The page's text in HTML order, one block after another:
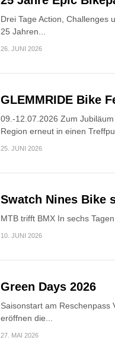
Drei Tage Action, Challenges
25 Jahren...
26. JUNI 2026
GLEMMRIDE Bike
09.-12.07.2026 Zum
Region erneut in einen
25. JUNI 2026
Swatch Nines Bike
MTB trifft BMX In sechs
10. JUNI 2026
Green Days 2026
Saisonstart am Reschenpass
eröffnen die...
27. MAI 2026